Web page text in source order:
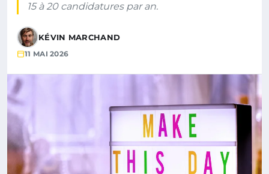
15 à 20 candidatures par an.
KÉVIN MARCHAND
11 MAI 2026